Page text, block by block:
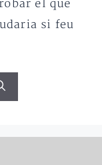
el que
si feu